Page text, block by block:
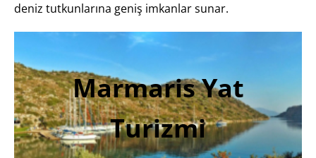
deniz tutkunlarına geniş imkanlar sunar.
Marmaris Yat
Turizmi